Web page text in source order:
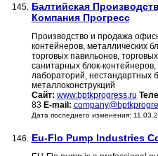
145. Балтийская
Компания Прогресс
Производство и продажа
контейнеров, металлических
торговых павильонов,
санитарных блок-
лабораторий, нестандартных
металлоконструкций
Сайт: www.bptkprogress.ru
83 E-mail:
Дата последнего изменения:
146. Eu-Flo Pump Industries